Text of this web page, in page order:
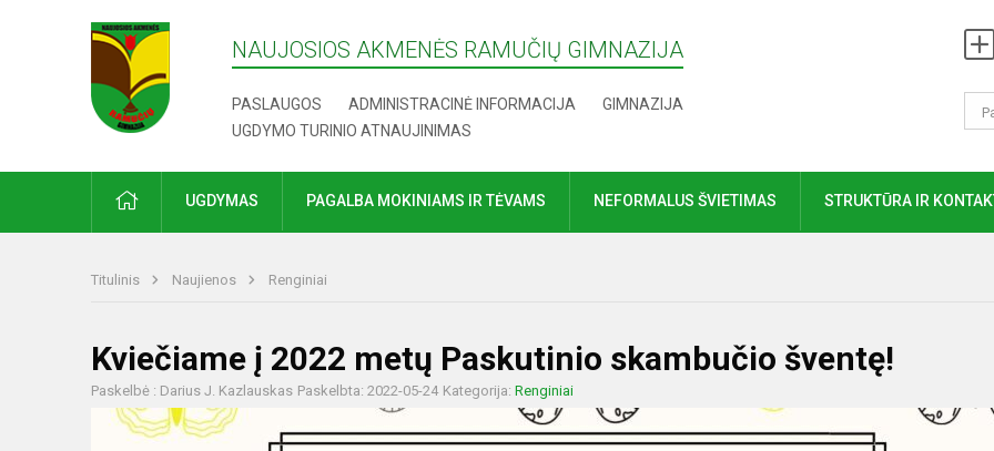
NAUJOSIOS AKMENĖS RAMUČIŲ GIMNAZIJA
PASLAUGOS ADMINISTRACINĖ INFORMACIJA
GIMNAZIJA
UGDYMO TURINIO ATNAUJINIMAS
UGDYMAS PAGALBA MOKINIAMS IR TĖVAMS NEFORMALUS ŠVIETIMAS STRUKTŪRA IR
Titulinis Naujienos Renginiai
Kviečiame į 2022 metų Paskutinio skambučio šventę!
Paskelbė : Darius J. Kazlauskas Paskelbta: 2022-05-24 Kategorija: Renginiai